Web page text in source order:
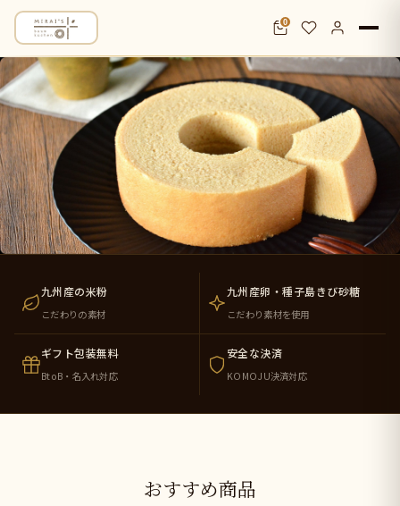
0
米粉バウムクーヘン通販・お取り寄せ｜
九州産の米粉
こだわりの素材
九州産卵・種子島きび砂糖
こだわり素材を使用
ギフト包装無料
BtoB・名入れ対応
安全な決済
KOMOJU決済対応
おすすめ商品